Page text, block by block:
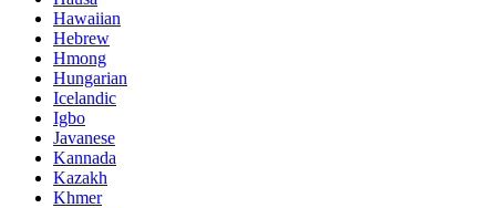
Hawaiian
Hebrew
Hmong
Hungarian
Icelandic
Igbo
Javanese
Kannada
Kazakh
Khmer